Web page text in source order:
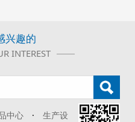
兴趣的
INTEREST
中心 ·生产设